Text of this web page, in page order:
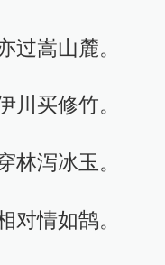
过嵩山麓。
川买修竹。
林泻冰玉。
对情如鹄。